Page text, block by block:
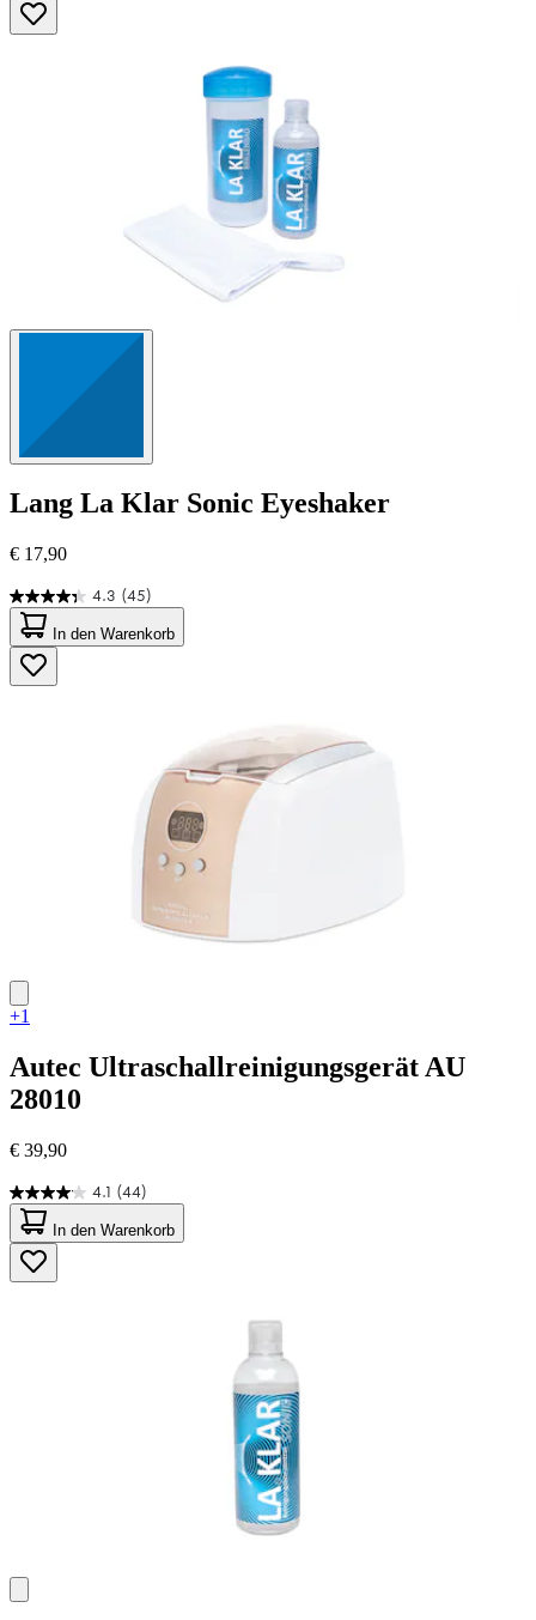
Lang La Klar Sonic Eyeshaker
€ 17,90
4.3 (45)
4.3
von
5
Sternen.
45
In den Warenkorb
+1
Autec Ultraschallreinigungsgerät AU
28010
€ 39,90
4.1 (44)
4.1
von
5
Sternen.
44
In den Warenkorb